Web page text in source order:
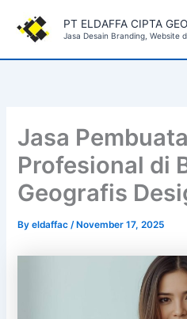
content
PT ELDAFFA CIPTA
Jasa Desain Branding, Website
Jasa
Profesional di
Geografis
Byeldaffac/ November 17, 2025